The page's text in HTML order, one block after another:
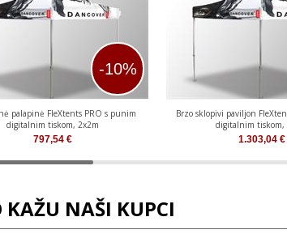
-10%
palapinė FleXtents PRO s punim
digitalnim tiskom, 2x2m
797,54 €
Brzo sklopivi paviljon
digitalnim tiskom,
1.303,04 €
KAŽU NAŠI KUPCI